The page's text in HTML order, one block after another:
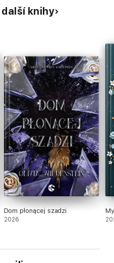
knihy
Dom płonącej szadzi
2026